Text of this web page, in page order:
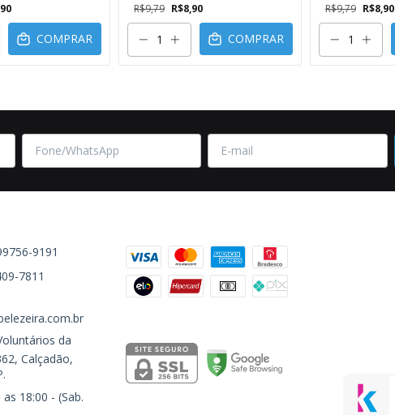
COMPRAR
R$9,79 R$8,90
COMPRAR
R$9,79 R$8,90
9191
7811
da
Calçadão,
as 18:00 - (Sab.